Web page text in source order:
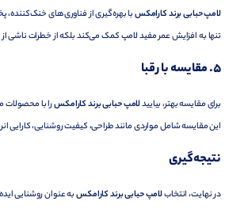
لامپ حبابی برند کارامکسبا بهره‌گیری از فناوری‌های خنک‌کننده،
تنها به افزایش عمر مفید لامپ کمک می‌کند بلکه از خطرات ناشی
5. مقایسه با رقبا
برای مقایسه بهتر، بیاییدلامپ حبابی برند کارامکسرا با محصولات
این مقایسه شامل مواردی مانند طراحی، کیفیت روشنایی، کارایی
نتیجه‌گیری
در نهایت، انتخابلامپ حبابی برند کارامکسبه عنوان روشنایی